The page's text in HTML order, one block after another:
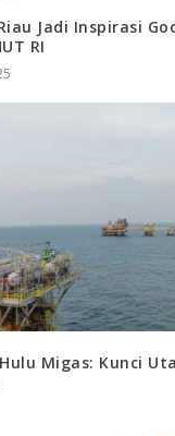
Jadi Inspirasi
RI
Migas: Kunci